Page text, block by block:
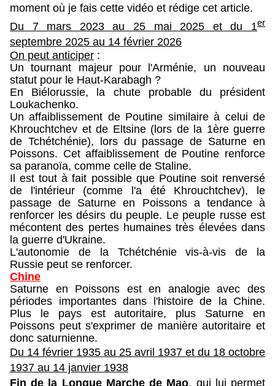
moment où je fais cette vidéo et rédige cet article.
Du 7 mars 2023 au 25 mai 2025 et du 1er
septembre 2025 au 14 février 2026
On peut anticiper :
Un tournant majeur pour l'Arménie, un nouveau
statut pour le Haut-Karabagh ?
En Biélorussie, la chute probable du président
Loukachenko.
Un affaiblissement de Poutine similaire à celui de
Khrouchtchev et de Eltsine (lors de la 1ère guerre
de Tchétchénie), lors du passage de Saturne en
Poissons. Cet affaiblissement de Poutine renforce
sa paranoïa, comme celle de Staline.
Il est tout à fait possible que Poutine soit renversé
de l'intérieur (comme l'a été Khrouchtchev), le
passage de Saturne en Poissons a tendance à
renforcer les désirs du peuple. Le peuple russe est
mécontent des pertes humaines très élevées dans
la guerre d'Ukraine.
L'autonomie de la Tchétchénie vis-à-vis de la
Russie peut se renforcer.
Chine
Saturne en Poissons est en analogie avec des
périodes importantes dans l'histoire de la Chine.
Plus le pays est autoritaire, plus Saturne en
Poissons peut s'exprimer de manière autoritaire et
donc saturnienne.
Du 14 février 1935 au 25 avril 1937 et du 18 octobre
1937 au 14 janvier 1938
Fin de la Longue Marche de Mao, qui lui permet